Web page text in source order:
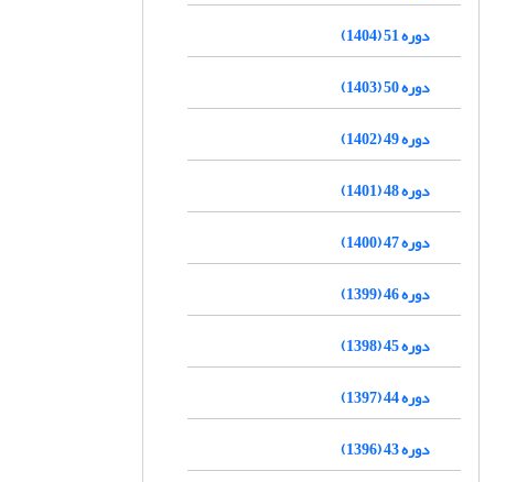
دوره 51 (1404)
دوره 50 (1403)
دوره 49 (1402)
دوره 48 (1401)
دوره 47 (1400)
دوره 46 (1399)
دوره 45 (1398)
دوره 44 (1397)
دوره 43 (1396)